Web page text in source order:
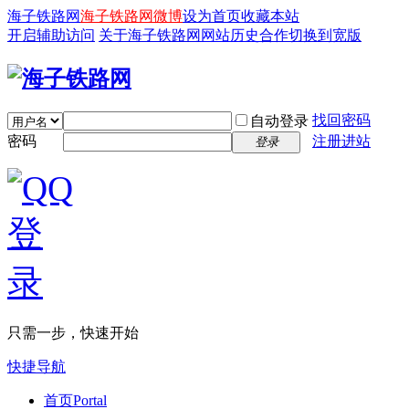
海子铁路网海子铁路网微博设为首页收藏本站
开启辅助访问 关于海子铁路网 网站历史合作切换到宽版
自动登录 找回密码
密码
登录 注册进站
只需一步，快速开始
快捷导航
首页Portal